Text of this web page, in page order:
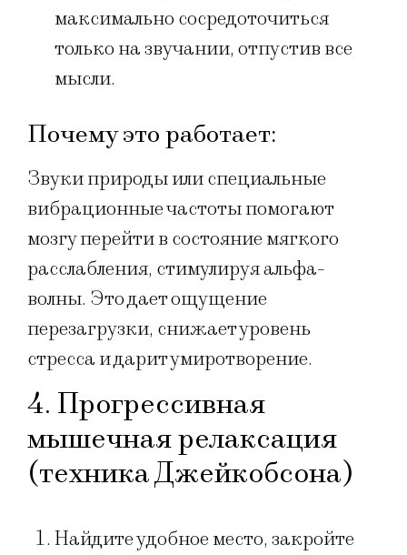
максимально сосредоточиться
только на звучании, отпустив все
мысли.
Почему это работает:
Звуки природы или специальные
вибрационные частоты помогают
мозгу перейти в состояние мягкого
расслабления, стимулируя альфа-
волны. Это дает ощущение
перезагрузки, снижает уровень
стресса и дарит умиротворение.
4. Прогрессивная
мышечная релаксация
(техника Джейкобсона)
Найдите удобное место, закройте